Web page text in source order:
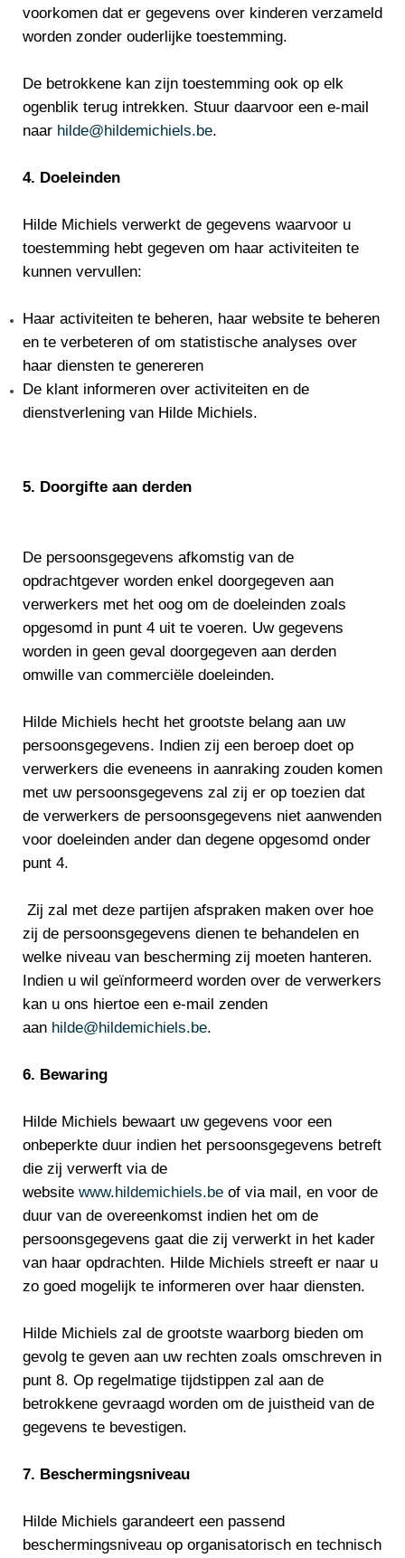
voorkomen dat er gegevens over kinderen verzameld
worden zonder ouderlijke toestemming.
De betrokkene kan zijn toestemming ook op elk
ogenblik terug intrekken. Stuur daarvoor een e-mail
naar hilde@hildemichiels.be.
4. Doeleinden
Hilde Michiels verwerkt de gegevens waarvoor u
toestemming hebt gegeven om haar activiteiten te
kunnen vervullen:
Haar activiteiten te beheren, haar website te beheren
en te verbeteren of om statistische analyses over
haar diensten te genereren
De klant informeren over activiteiten en de
dienstverlening van Hilde Michiels.
5. Doorgifte aan derden
De persoonsgegevens afkomstig van de
opdrachtgever worden enkel doorgegeven aan
verwerkers met het oog om de doeleinden zoals
opgesomd in punt 4 uit te voeren. Uw gegevens
worden in geen geval doorgegeven aan derden
omwille van commerciële doeleinden.
Hilde Michiels hecht het grootste belang aan uw
persoonsgegevens. Indien zij een beroep doet op
verwerkers die eveneens in aanraking zouden komen
met uw persoonsgegevens zal zij er op toezien dat
de verwerkers de persoonsgegevens niet aanwenden
voor doeleinden ander dan degene opgesomd onder
punt 4.
Zij zal met deze partijen afspraken maken over hoe
zij de persoonsgegevens dienen te behandelen en
welke niveau van bescherming zij moeten hanteren.
Indien u wil geïnformeerd worden over de verwerkers
kan u ons hiertoe een e-mail zenden
aan hilde@hildemichiels.be.
6. Bewaring
Hilde Michiels bewaart uw gegevens voor een
onbeperkte duur indien het persoonsgegevens betreft
die zij verwerft via de
website www.hildemichiels.be of via mail, en voor de
duur van de overeenkomst indien het om de
persoonsgegevens gaat die zij verwerkt in het kader
van haar opdrachten. Hilde Michiels streeft er naar u
zo goed mogelijk te informeren over haar diensten.
Hilde Michiels zal de grootste waarborg bieden om
gevolg te geven aan uw rechten zoals omschreven in
punt 8. Op regelmatige tijdstippen zal aan de
betrokkene gevraagd worden om de juistheid van de
gegevens te bevestigen.
7. Beschermingsniveau
Hilde Michiels garandeert een passend
beschermingsniveau op organisatorisch en technisch